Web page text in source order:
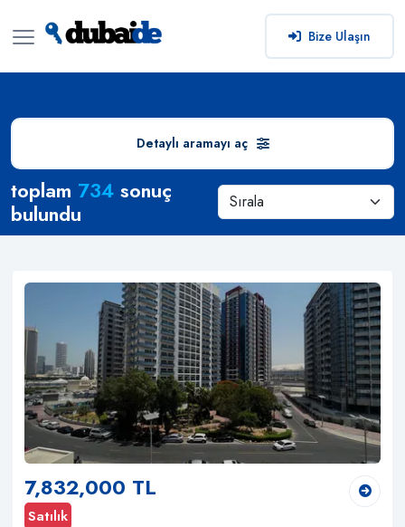
Bize Ulaşın
Arama SonuçlarıDetaylı aramayı aç
toplam 734 sonuç
bulundu
7,832,000 TL
Satılık